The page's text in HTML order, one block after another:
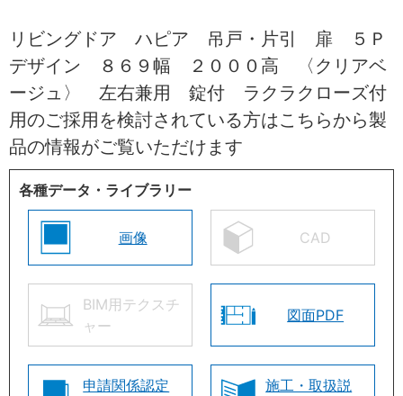
リビングドア ハピア 吊戸・片引 扉 ５Ｐ
デザイン ８６９幅 ２０００高 〈クリアベ
ージュ〉 左右兼用 錠付 ラクラクローズ付
用のご採用を検討されている方はこちらから製
品の情報がご覧いただけます
各種データ・ライブラリー
画像 CAD
BIM用テクスチ
ャー
図面PDF
申請関係認定
施工・取扱説